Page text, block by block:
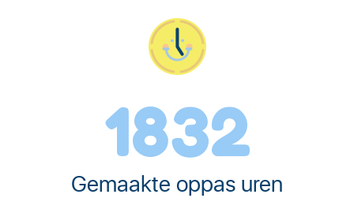
2345
Gemaakte oppas uren